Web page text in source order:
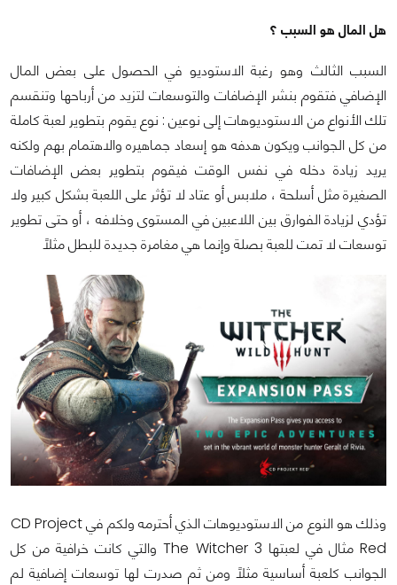
هل المال هو السبب ؟
السبب الثالث وهو رغبة الاستوديو في الحصول على بعض المال
الإضافي فتقوم بنشر الإضافات والتوسعات لتزيد من أرباحها وتنقسم
تلك الأنواع من الاستوديوهات إلى نوعين : نوع يقوم بتطوير لعبة كاملة
من كل الجوانب ويكون هدفه هو إسعاد جماهيره والاهتمام بهم ولكنه
يريد زيادة دخله في نفس الوقت فيقوم بتطوير بعض الإضافات
الصغيرة مثل أسلحة ، ملابس أو عتاد لا تؤثر على اللعبة بشكل كبير ولا
تؤدي لزيادة الفوارق بين اللاعبين في المستوى وخلافه ، أو حتى تطوير
توسعات لا تمت للعبة بصلة وإنما هي مغامرة جديدة للبطل مثلاً
وذلك هو النوع من الاستوديوهات الذي أحترمه ولكم في CD Project
Red مثال في لعبتها The Witcher 3 والتي كانت خرافية من كل
الجوانب كلعبة أساسية مثلاً ومن ثم صدرت لها توسعات إضافية لم